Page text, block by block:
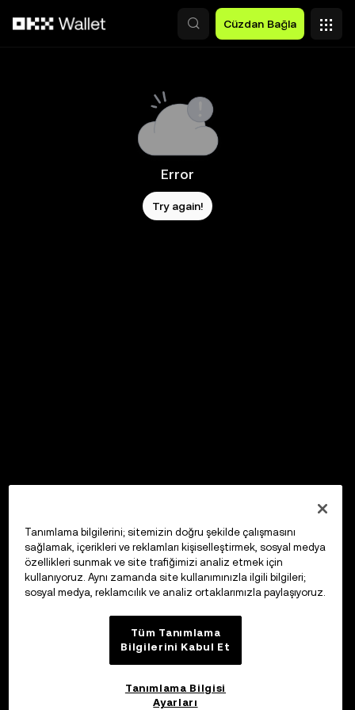
Cüzdan Bağla
Error
Try again!
Tanımlama bilgilerini; sitemizin doğru şekilde çalışmasını
sağlamak, içerikleri ve reklamları kişiselleştirmek, sosyal medya
özellikleri sunmak ve site trafiğimizi analiz etmek için
kullanıyoruz. Aynı zamanda site kullanımınızla ilgili bilgileri;
sosyal medya, reklamcılık ve analiz ortaklarımızla paylaşıyoruz.
Tüm Tanımlama
Bilgilerini Kabul Et
Tanımlama Bilgisi
Ayarları